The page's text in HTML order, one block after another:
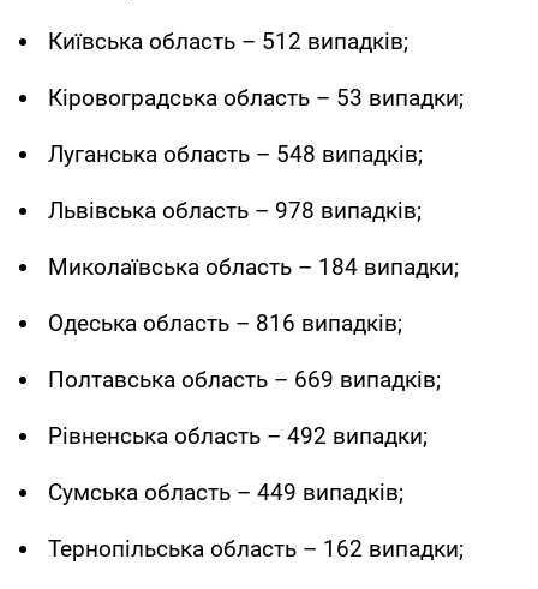
Київська область – 512 випадків;
Кіровоградська область – 53 випадки;
Луганська область – 548 випадків;
Львівська область – 978 випадків;
Миколаївська область – 184 випадки;
Одеська область – 816 випадків;
Полтавська область – 669 випадків;
Рівненська область – 492 випадки;
Сумська область – 449 випадків;
Тернопільська область – 162 випадки;